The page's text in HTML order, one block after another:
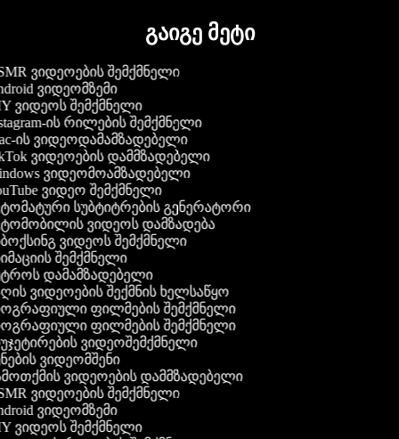
გაიგე მეტი
ვიდეოების შემქმნელი
ვიდეომზემი
ვიდეოს შემქმნელი
ის რილების შემქმნელი
ის ვიდეოდამამზადებელი
ვიდეოების დამმზადებელი
ვიდეომოამზადებელი
ვიდეო შემქმნელი
სუბტიტრების გენერატორი
ვიდეოს დამზადება
ვიდეოს შემქმნელი
შემქმნელი
დამამზადებელი
ვიდეოების შექმნის ხელსაწყო
ფილმების შემქმნელი
ფილმების შემქმნელი
ვიდეოშემქმნელი
ვიდეომშენი
ვიდეოების დამმზადებელი
ვიდეოების შემქმნელი
ვიდეომზემი
ვიდეოს შემქმნელი